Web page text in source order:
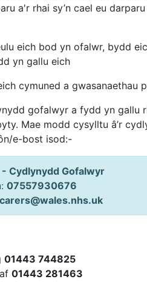
a'r rhai sy’n cael eu
eich bod yn ofalwr, bydd
yn gallu eich
cymuned a gwasanaethau
gofalwyr a fydd yn gallu
Mae modd cysylltu â’r
e-bost isod:-
- Cydlynydd Gofalwyr
07557930676
01443 744825
01443 281463